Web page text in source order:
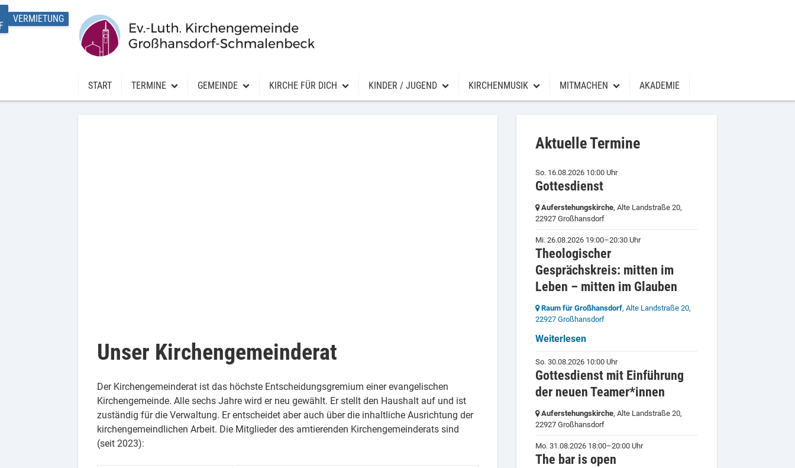
VERMIETUNG
START TERMINE GEMEINDE KIRCHE FÜR DICH KINDER / JUGEND KIRCHENMUSIK
Kinder- und Jugendchöre
MITMACHEN
Raum für Großhansdorf
Siebenbürgenhilfe
Freunde der Kirchenmusik e.V.
AKADEMIE
Unser Kirchengemeinderat
Der Kirchengemeinderat ist das höchste Entscheidungsgremium einer evangelischen
Kirchengemeinde. Alle sechs Jahre wird er neu gewählt. Er stellt den Haushalt auf und ist
zuständig für die Verwaltung. Er entscheidet aber auch über die inhaltliche Ausrichtung der
kirchengemeindlichen Arbeit. Die Mitglieder des amtierenden Kirchengemeinderats sind
(seit 2023):
Aktuelle Termine
So. 16.08.2026 10:00 Uhr
Gottesdienst
Auferstehungskirche, Alte Landstraße 20,
22927 Großhansdorf
Mi. 26.08.2026 19:00–20:30 Uhr
Theologischer
Gesprächskreis: mitten im
Leben – mitten im Glauben
Raum für Großhansdorf, Alte Landstraße 20,
22927 Großhansdorf
Weiterlesen
So. 30.08.2026 10:00 Uhr
Gottesdienst mit Einführung
der neuen Teamer*innen
Auferstehungskirche, Alte Landstraße 20,
22927 Großhansdorf
Mo. 31.08.2026 18:00–20:00 Uhr
The bar is open